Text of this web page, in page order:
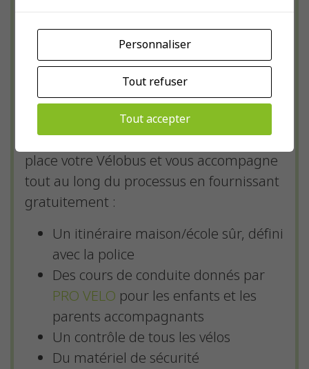
jusqu’à l’école.
Vous y avez déjà pensé ? Nous
sommes là pour vous aider à
L’ATE Association transports et
environnementvous aide à mettre en
place votre Vélobus et vous accompagne
tout au long du processus en fournissant
gratuitement :
Un itinéraire maison/école sûr, défini
avec la police
Des cours de conduite donnés par
PRO VELO pour les enfants et les
parents accompagnants
Un contrôle de tous les vélos
Du matériel de sécurité
Personnaliser
Tout refuser
Tout accepter